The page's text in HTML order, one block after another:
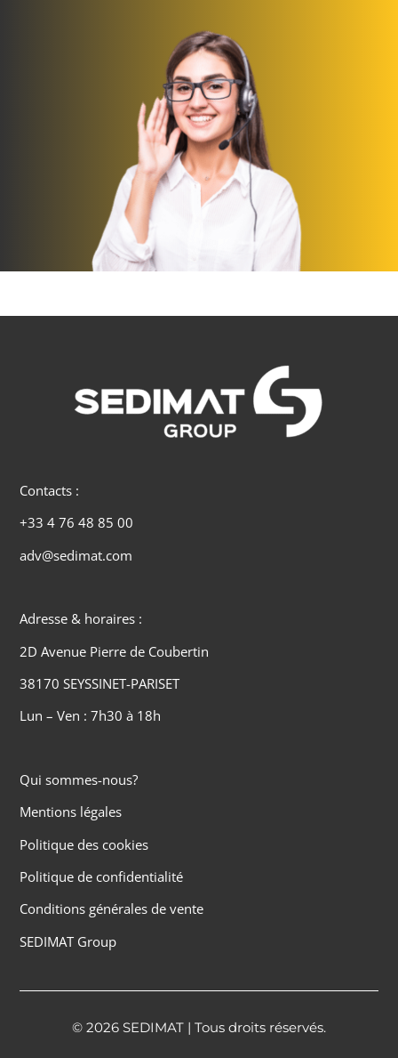
Contacts :
+33 4 76 48 85 00
adv@sedimat.com
Adresse & horaires :
2D Avenue Pierre de Coubertin
38170 SEYSSINET-PARISET
Lun – Ven : 7h30 à 18h
Qui sommes-nous?
Mentions légales
Politique des cookies
Politique de confidentialité
Conditions générales de vente
SEDIMAT Group
© 2026 SEDIMAT | Tous droits réservés.